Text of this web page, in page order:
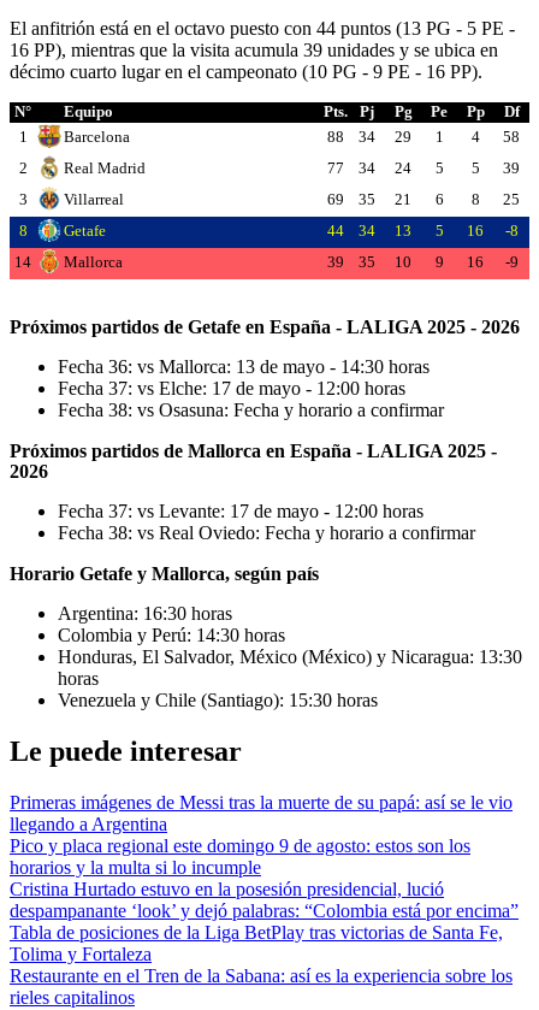
El anfitrión está en el octavo puesto con 44 puntos (13 PG - 5 PE -
16 PP), mientras que la visita acumula 39 unidades y se ubica en
décimo cuarto lugar en el campeonato (10 PG - 9 PE - 16 PP).
N° Equipo Pts. Pj Pg Pe Pp
Df
1
Barcelona 88 34 29 1 4
58
2
Real Madrid 77 34 24 5 5
39
3
Villarreal 69 35 21 6 8
25
8
Getafe 44 34 13 5 16
-8
14
Mallorca 39 35 10 9 16 -9
Próximos partidos de Getafe en España - LALIGA 2025 - 2026
Fecha 36: vs Mallorca: 13 de mayo - 14:30 horas
Fecha 37: vs Elche: 17 de mayo - 12:00 horas
Fecha 38: vs Osasuna: Fecha y horario a confirmar
Próximos partidos de Mallorca en España - LALIGA 2025 -
2026
Fecha 37: vs Levante: 17 de mayo - 12:00 horas
Fecha 38: vs Real Oviedo: Fecha y horario a confirmar
Horario Getafe y Mallorca, según país
Argentina: 16:30 horas
Colombia y Perú: 14:30 horas
Honduras, El Salvador, México (México) y Nicaragua: 13:30
horas
Venezuela y Chile (Santiago): 15:30 horas
Le puede interesar
Primeras imágenes de Messi tras la muerte de su papá: así se le vio
llegando a Argentina
Pico y placa regional este domingo 9 de agosto: estos son los
horarios y la multa si lo incumple
Cristina Hurtado estuvo en la posesión presidencial, lució
despampanante ‘look’ y dejó palabras: “Colombia está por encima”
Tabla de posiciones de la Liga BetPlay tras victorias de Santa Fe,
Tolima y Fortaleza
Restaurante en el Tren de la Sabana: así es la experiencia sobre los
rieles capitalinos